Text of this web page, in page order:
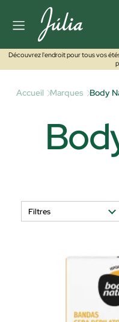
Découvrez l'endroit pour tous vos
Accueil Marques Body
Filtres